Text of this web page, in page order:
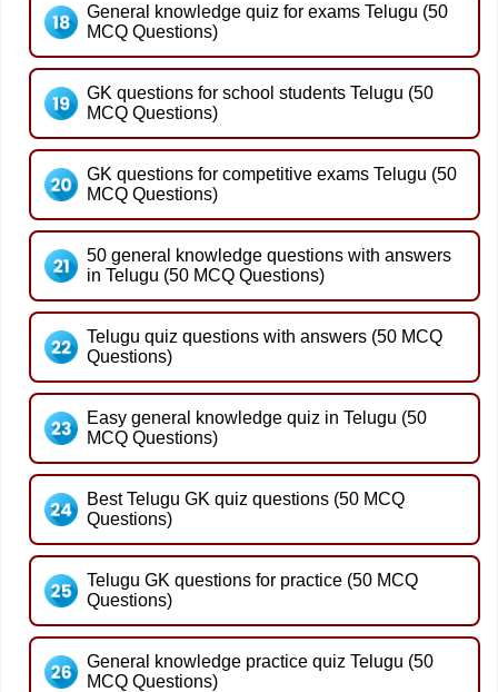
General knowledge quiz for exams Telugu (50
MCQ Questions)
GK questions for school students Telugu (50
MCQ Questions)
GK questions for competitive exams Telugu (50
MCQ Questions)
50 general knowledge questions with answers
in Telugu (50 MCQ Questions)
Telugu quiz questions with answers (50 MCQ
Questions)
Easy general knowledge quiz in Telugu (50
MCQ Questions)
Best Telugu GK quiz questions (50 MCQ
Questions)
Telugu GK questions for practice (50 MCQ
Questions)
General knowledge practice quiz Telugu (50
MCQ Questions)